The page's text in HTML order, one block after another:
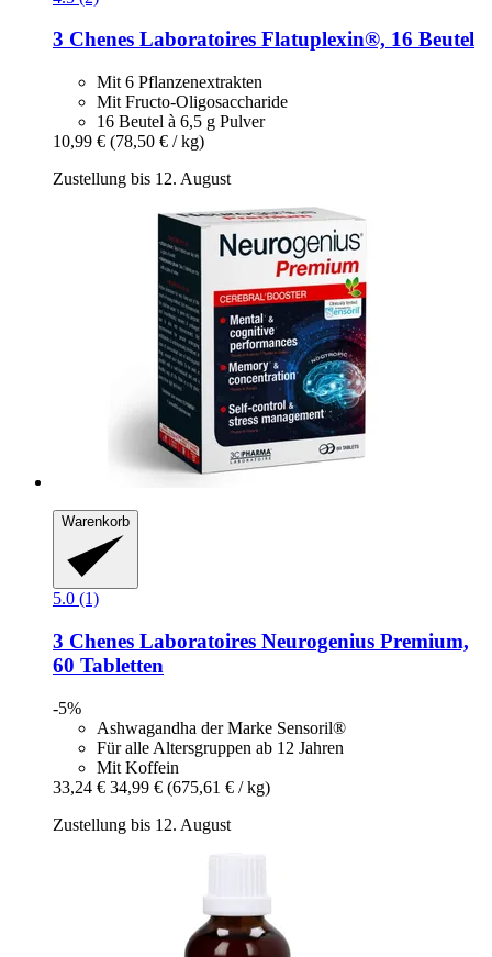
3 Chenes Laboratoires Flatuplexin®, 16 Beutel
Mit 6 Pflanzenextrakten
Mit Fructo-Oligosaccharide
16 Beutel à 6,5 g Pulver
10,99 € (78,50 € / kg)
Zustellung bis 12. August
Warenkorb
5.0 (1)
3 Chenes Laboratoires Neurogenius Premium,
60 Tabletten
-5%
Ashwagandha der Marke Sensoril®
Für alle Altersgruppen ab 12 Jahren
Mit Koffein
33,24 € 34,99 € (675,61 € / kg)
Zustellung bis 12. August